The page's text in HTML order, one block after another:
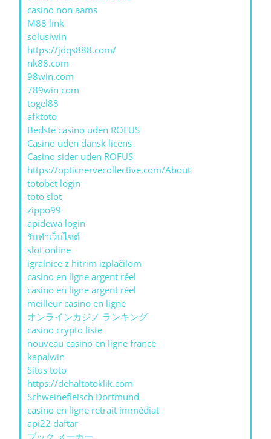
casino non aams
M88 link
solusiwin
https://jdqs888.com/
nk88.com
98win.com
789win com
togel88
afktoto
Bedste casino uden ROFUS
Casino uden dansk licens
Casino sider uden ROFUS
https://opticnervecollective.com/About
totobet login
toto slot
zippo99
apidewa login
รับทําเว็บไซต์
slot online
igralnice z hitrim izplačilom
casino en ligne argent réel
casino en ligne argent réel
meilleur casino en ligne
オンラインカジノ ランキング
casino crypto liste
nouveau casino en ligne france
kapalwin
Situs toto
https://dehaltotoklik.com
Schweinefleisch Dortmund
casino en ligne retrait immédiat
api22 daftar